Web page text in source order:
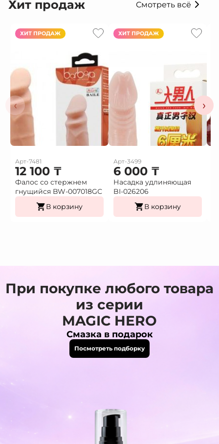
Хит продаж Смотреть всё
‹
ХИТ ПРОДАЖ
Арт-7481
12 100 ₸
Фалос со стержнем
гнущийся BW-007018GС
В корзину
ХИТ ПРОДАЖ
Арт-3499
6 000 ₸
Насадка удлиняющая
BI-026206
В корзину
›
При покупке любого товара
из серии
MAGIC HERO
Смазка в подарок
Посмотреть подборку